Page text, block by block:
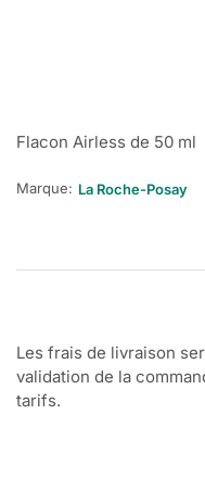
Flacon Airless de 50 ml
Marque: La Roche-Posay
Les frais de livraison
validation de la
tarifs.